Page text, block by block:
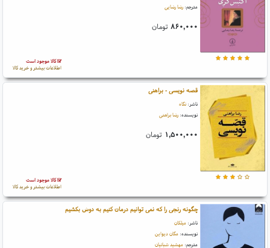
مترجم: رضا رضایی
۸۶۰,۰۰۰ تومان
کالا موجود است
اطلاعات بیشتر و خرید کالا
قصه نویسی - براهنی
ناشر: نگاه
نویسنده: رضا براهنی
۱,۵۰۰,۰۰۰ تومان
کالا موجود است
اطلاعات بیشتر و خرید کالا
چگونه رنجی را که نمی توانیم درمان کنیم به دوش بکشیم
ناشر: میلکان
نویسنده: مگان دیواین
مترجم: مهشید شبانیان